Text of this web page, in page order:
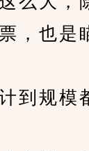
，也是
规模